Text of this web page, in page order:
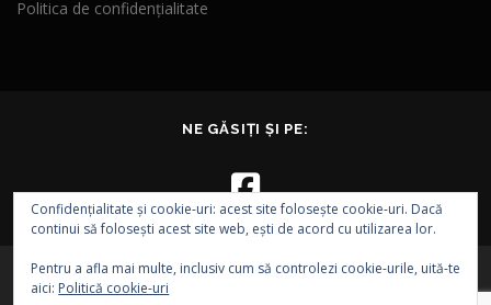
Politica de confidențialitate
NE GĂSIȚI ȘI PE:
Drepturi de autor © 2026 EVA - Asociația EPI VEST
Confidențialitate și cookie-uri: acest site folosește cookie-uri. Dacă
continui să folosești acest site web, ești de acord cu utilizarea lor.
Pentru a afla mai multe, inclusiv cum să controlezi cookie-urile, uită-te
aici: Politică cookie-uri